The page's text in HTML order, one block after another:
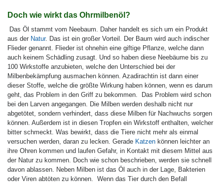
Doch wie wirkt das Ohrmilbenöl?
Das Öl stammt vom Neebaum. Daher handelt es sich um ein Produkt
aus der Natur. Das ist ein großer Vorteil. Der Baum wird auch indischer
Flieder genannt. Flieder ist ohnehin eine giftige Pflanze, welche dann
auch keinem Schädling zusagt. Und so haben diese Neebäume bis zu
100 Wirkstoffe anzubieten, welche den Unterschied bei der
Milbenbekämpfung ausmachen können. Azadirachtin ist dann einer
dieser Stoffe, welche die größte Wirkung haben können, wenn es darum
geht, das Problem in den Griff zu bekommen.
Das Problem wird schon
bei den Larven angegangen. Die Milben werden deshalb nicht nur
abgetötet, sondern verhindert, dass diese Milben für Nachwuchs sorgen
können. Außerdem ist in diesen Tropfen ein Wirkstoff enthalten, welcher
bitter schmeckt. Was bewirkt, dass die Tiere nicht mehr als einmal
versuchen werden, daran zu lecken. Gerade Katzen können leichter an
ihre Ohren kommen und laufen Gefahr, in Kontakt mit diesem Mittel aus
der Natur zu kommen. Doch wie schon beschrieben, werden sie schnell
davon ablassen. Neben Milben ist das Öl auch in der Lage, Bakterien
oder Viren abtöten zu können. Wenn das Tier durch den Befall